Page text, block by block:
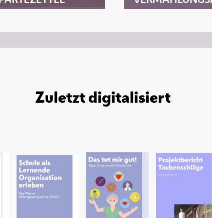
Zuletzt digitalisiert